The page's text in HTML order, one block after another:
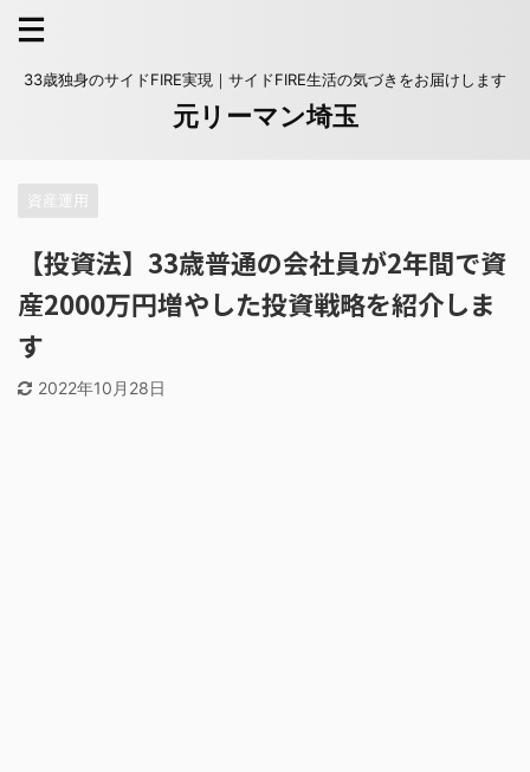
33歳独身のサイドFIRE実現｜サイドFIRE生活の気づきをお届けします
元リーマン埼玉
資産運用
【投資法】33歳普通の会社員が2年間で資
産2000万円増やした投資戦略を紹介しま
す
2022年10月28日